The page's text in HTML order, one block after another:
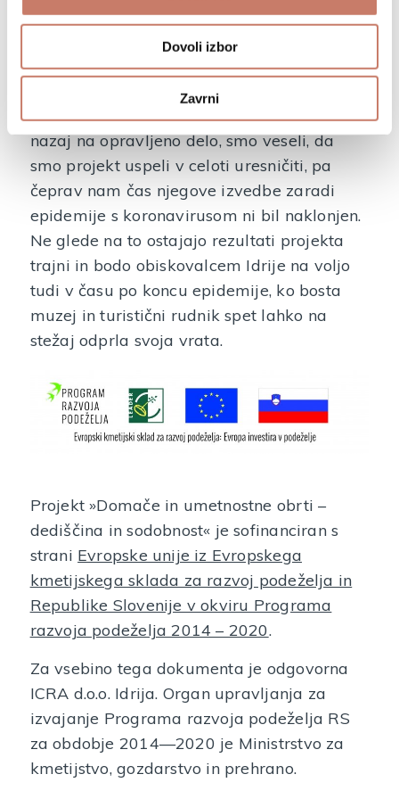
Dovoli izbor
Zavrni
ki jo je Center za upravljanje z dediščino
živega srebra Idrija pripravil v
Antonijevem rovu.
Ko se danes ob zaključku projekta oziramo
nazaj na opravljeno delo, smo veseli, da
smo projekt uspeli v celoti uresničiti, pa
čeprav nam čas njegove izvedbe zaradi
epidemije s koronavirusom ni bil naklonjen.
Ne glede na to ostajajo rezultati projekta
trajni in bodo obiskovalcem Idrije na voljo
tudi v času po koncu epidemije, ko bosta
muzej in turistični rudnik spet lahko na
stežaj odprla svoja vrata.
Projekt »Domače in umetnostne obrti –
dediščina in sodobnost« je sofinanciran s
strani Evropske unije iz Evropskega
kmetijskega sklada za razvoj podeželja in
Republike Slovenije v okviru Programa
razvoja podeželja 2014 – 2020.
Za vsebino tega dokumenta je odgovorna
ICRA d.o.o. Idrija. Organ upravljanja za
izvajanje Programa razvoja podeželja RS
za obdobje 2014—2020 je Ministrstvo za
kmetijstvo, gozdarstvo in prehrano.